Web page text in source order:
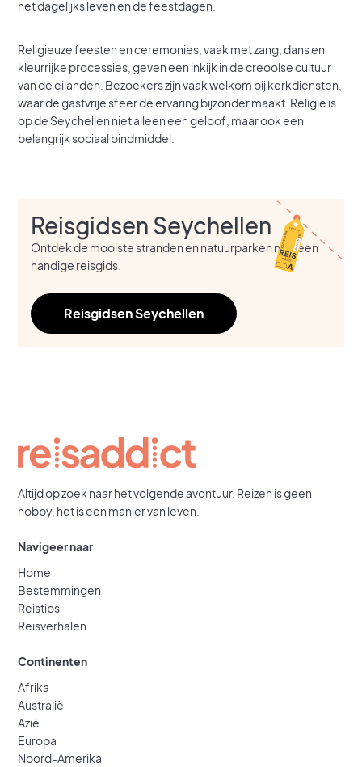
het dagelijks leven en de feestdagen.
Religieuze feesten en ceremonies, vaak met zang, dans en
kleurrijke processies, geven een inkijk in de creoolse cultuur
van de eilanden. Bezoekers zijn vaak welkom bij kerkdiensten,
waar de gastvrije sfeer de ervaring bijzonder maakt. Religie is
op de Seychellen niet alleen een geloof, maar ook een
belangrijk sociaal bindmiddel.
Reisgidsen Seychellen
Ontdek de mooiste stranden en natuurparken met een
handige reisgids.
Reisgidsen Seychellen
Altijd op zoek naar het volgende avontuur. Reizen is geen
hobby, het is een manier van leven.
Navigeer naar
Home
Bestemmingen
Reistips
Reisverhalen
Continenten
Afrika
Australië
Azië
Europa
Noord-Amerika